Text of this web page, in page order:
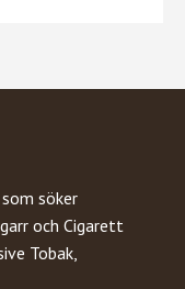
söker
och Cigarett
Tobak,